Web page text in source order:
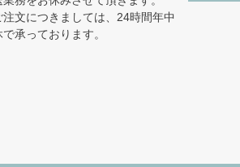
文につきましては、24時間年中
承っております。